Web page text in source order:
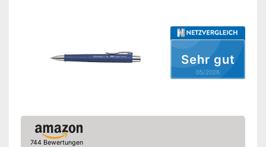
Sehr gut
05/2026
744 Bewertungen